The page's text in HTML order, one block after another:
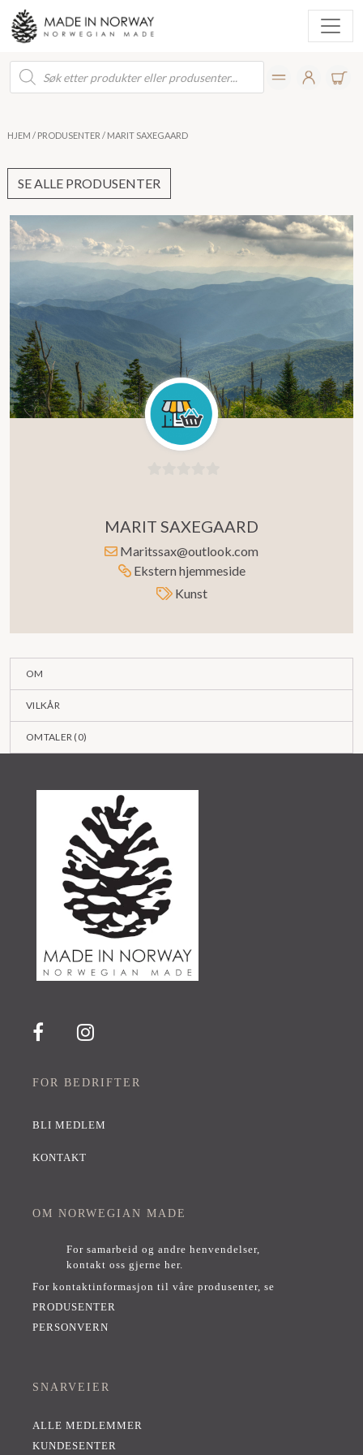
Products
search
HJEM / PRODUSENTER / MARIT SAXEGAARD
SE ALLE PRODUSENTER
5
MARIT SAXEGAARD
Maritssax@outlook.com
Ekstern hjemmeside
Kunst
OM
VILKÅR
OMTALER (0)
FOR BEDRIFTER
BLI MEDLEM
KONTAKT
OM NORWEGIAN MADE
For samarbeid og andre henvendelser,
kontakt oss gjerne her.
For kontaktinformasjon til våre produsenter, se
PRODUSENTER
PERSONVERN
SNARVEIER
ALLE MEDLEMMER
KUNDESENTER